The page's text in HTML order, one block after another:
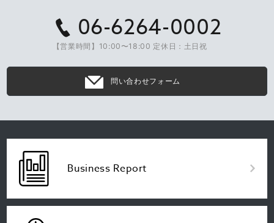
06-6264-0002
【営業時間】10:00〜18:00 定休日：土日祝
問い合わせフォーム
Business Report